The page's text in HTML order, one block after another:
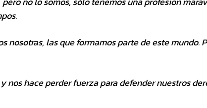
nosotras, las que formamos parte de este mundo.
nos hace perder fuerza para defender nuestros